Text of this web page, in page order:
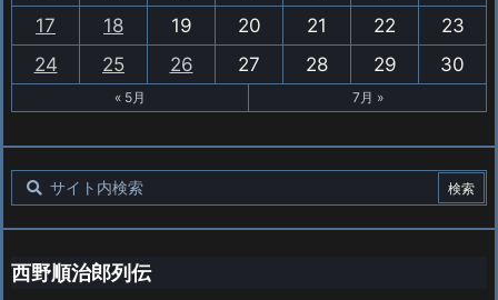
17
18 19 20 21 22
23
24
25 26 27 28 29 30
« 5月 7月 »
西野順治郎列伝